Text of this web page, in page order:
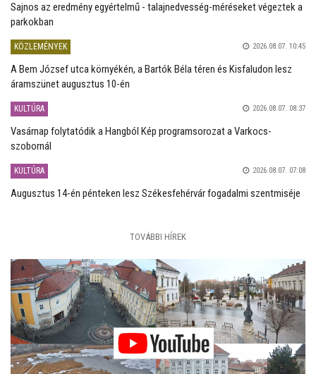
Sajnos az eredmény egyértelmű - talajnedvesség-méréseket végeztek a
parkokban
KÖZLEMÉNYEK 2026.08.07. 10:45
A Bem József utca környékén, a Bartók Béla téren és Kisfaludon lesz
áramszünet augusztus 10-én
KULTÚRA 2026.08.07. 08:37
Vasárnap folytatódik a Hangból Kép programsorozat a Varkocs-
szobornál
KULTÚRA 2026.08.07. 07:08
Augusztus 14-én pénteken lesz Székesfehérvár fogadalmi szentmiséje
TOVÁBBI HÍREK